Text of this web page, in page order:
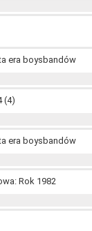
era boysbandów
(4)
era boysbandów
Rok 1982